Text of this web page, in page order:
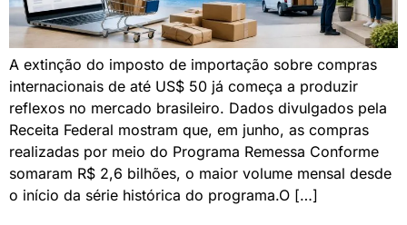
A extinção do imposto de importação sobre compras
internacionais de até US$ 50 já começa a produzir
reflexos no mercado brasileiro. Dados divulgados pela
Receita Federal mostram que, em junho, as compras
realizadas por meio do Programa Remessa Conforme
somaram R$ 2,6 bilhões, o maior volume mensal desde
o início da série histórica do programa.O […]